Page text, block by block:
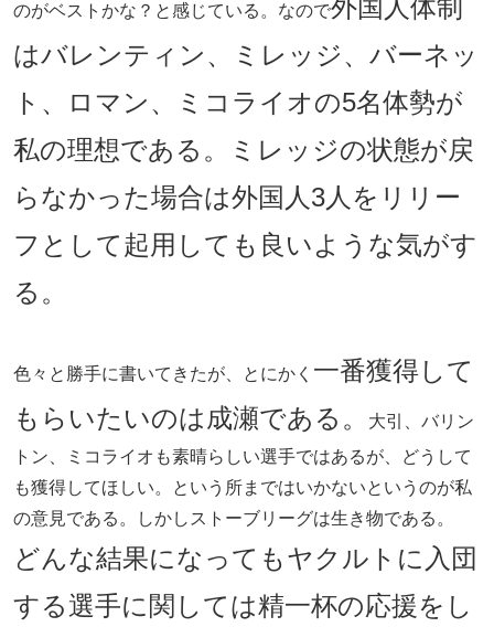
のがベストかな？と感じている。なので外国人体制
はバレンティン、ミレッジ、バーネッ
ト、ロマン、ミコライオの5名体勢が
私の理想である。ミレッジの状態が戻
らなかった場合は外国人3人をリリー
フとして起用しても良いような気がす
る。
色々と勝手に書いてきたが、とにかく 一番獲得して
もらいたいのは成瀬である。
大引、バリン
トン、ミコライオも素晴らしい選手ではあるが、どうして
も獲得してほしい。という所まではいかないというのが私
の意見である。しかしストーブリーグは生き物である。
どんな結果になってもヤクルトに入団
する選手に関しては精一杯の応援をし